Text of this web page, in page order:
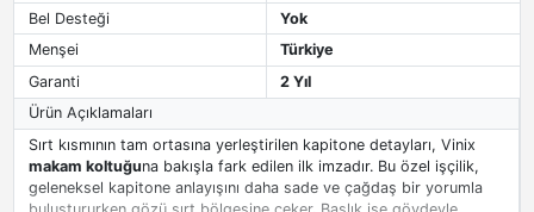
Bel Desteği
Yok
Menşei
Türkiye
Garanti
2 Yıl
Ürün Açıklamaları
Sırt kısmının tam ortasına yerleştirilen kapitone detayları, Vinix
makam koltuğuna bakışla fark edilen ilk imzadır. Bu özel işçilik,
geleneksel kapitone anlayışını daha sade ve çağdaş bir yorumla